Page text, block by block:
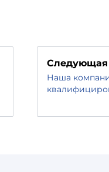
Следующая
Наша